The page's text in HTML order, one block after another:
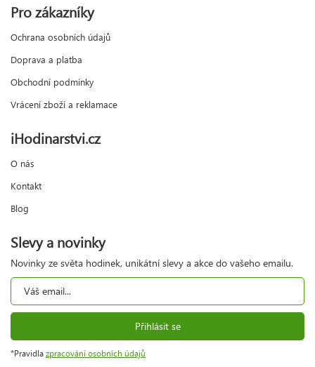
Pro zákazníky
Ochrana osobních údajů
Doprava a platba
Obchodní podmínky
Vrácení zboží a reklamace
iHodinarstvi.cz
O nás
Kontakt
Blog
Slevy a novinky
Novinky ze světa hodinek, unikátní slevy a akce do vašeho emailu.
Přihlásit se
*Pravidla zpracování osobních údajů